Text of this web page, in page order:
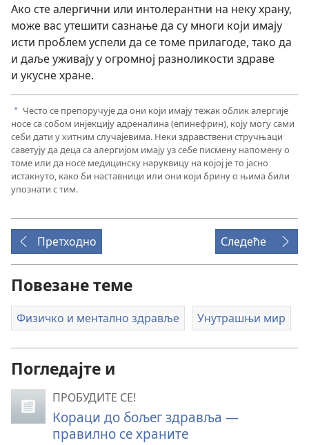
Ако сте алергични или интолерантни на неку храну,
може вас утешити сазнање да су многи који имају
исти проблем успели да се томе прилагоде, тако да
и даље уживају у огромној разноликости здраве
и укусне хране.
a Често се препоручује да они који имају тежак облик алергије
носе са собом инјекцију адреналина (епинефрин), коју могу сами
себи дати у хитним случајевима. Неки здравствени стручњаци
саветују да деца са алергијом имају уз себе писмену напомену о
томе или да носе медицинску наруквицу на којој је то јасно
истакнуто, како би наставници или они који брину о њима били
упознати с тим.
Претходно Следеће
Повезане теме
Физичко и ментално здравље Унутрашњи мир
Погледајте и
ПРОБУДИТЕ СЕ!
Кораци до бољег здравља —
правилно се храните